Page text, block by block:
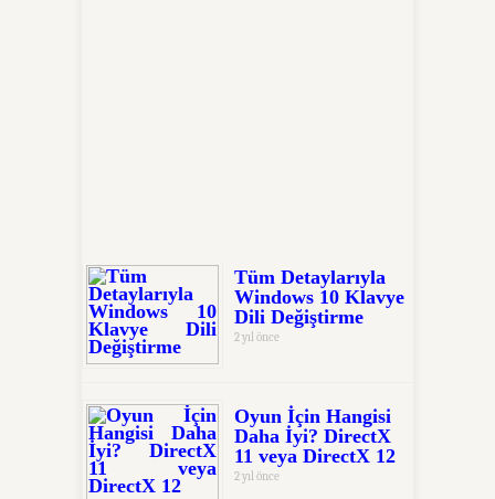
Tüm Detaylarıyla
Windows 10 Klavye
Dili Değiştirme
2 yıl önce
Oyun İçin Hangisi
Daha İyi? DirectX
11 veya DirectX 12
2 yıl önce